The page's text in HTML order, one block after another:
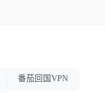
番茄回国VPN